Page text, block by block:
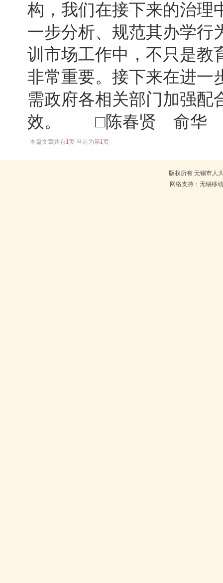
构，我们在接下来的治理
一步分析、规范其办学行
训市场工作中，不只是教
非常重要。接下来在进一
需政府各相关部门加强配
效。 □陈春贤 俞华
本篇文章共有1页 当前为第1页
版权所有 无锡市人
网络支持：无锡移